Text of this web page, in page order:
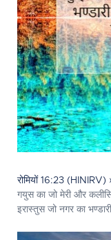
रोमियों 16:23 (HINIRV)
गयुस का जो मेरी और
इरास्तुस जो नगर का